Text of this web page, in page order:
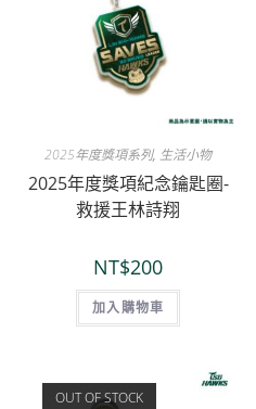
2025年度獎項系列, 生活小物
2025年度獎項紀念鑰匙圈-
救援王林詩翔
NT$200
加入購物車
OUT OF STOCK